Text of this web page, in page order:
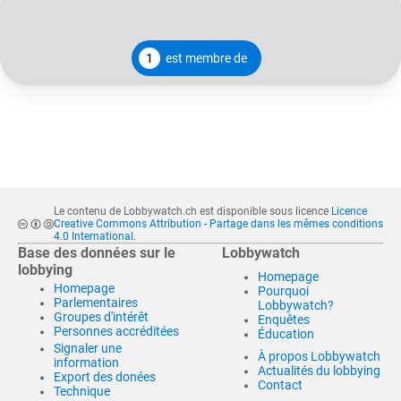
1 est membre de
Le contenu de Lobbywatch.ch est disponible sous licence Licence
Creative Commons Attribution - Partage dans les mêmes conditions
4.0 International .
Base des données sur le
lobbying
Homepage
Parlementaires
Groupes d'intérêt
Personnes accréditées
Signaler une
information
Export des donées
Technique
Lobbywatch
Homepage
Pourquoi
Lobbywatch?
Enquêtes
Éducation
À propos Lobbywatch
Actualités du lobbying
Contact